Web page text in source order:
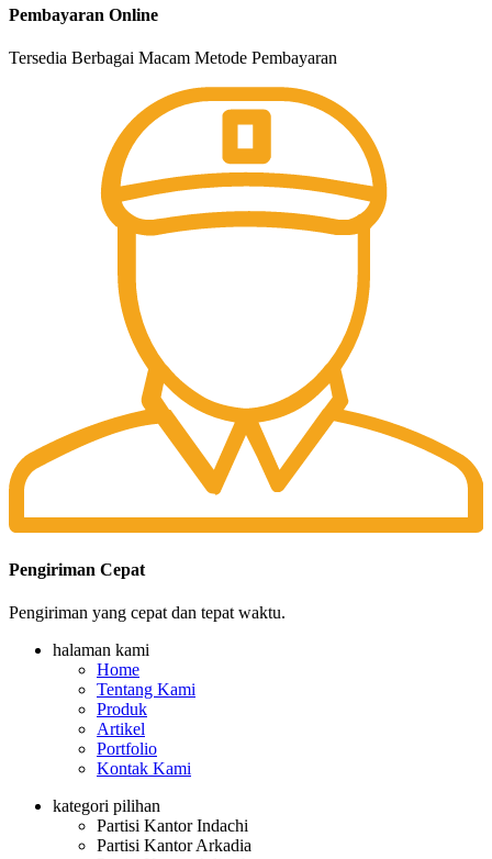
Pembayaran Online
Tersedia Berbagai Macam Metode Pembayaran
Pengiriman Cepat
Pengiriman yang cepat dan tepat waktu.
halaman kami
Home
Tentang Kami
Produk
Artikel
Portfolio
Kontak Kami
kategori pilihan
Partisi Kantor Indachi
Partisi Kantor Arkadia